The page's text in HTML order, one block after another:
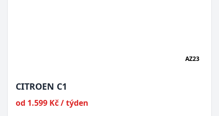
AZ23
CITROEN C1
od 1.599 Kč / týden